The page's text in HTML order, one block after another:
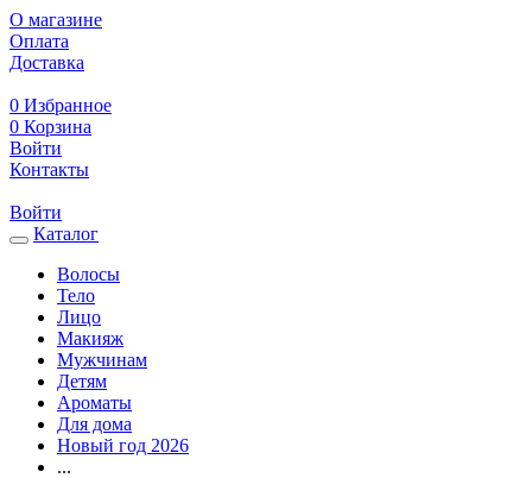
О магазине
Оплата
Доставка
0 Избранное
0 Корзина
Войти
Контакты
Войти
Каталог
Волосы
Тело
Лицо
Макияж
Мужчинам
Детям
Ароматы
Для дома
Новый год 2026
...